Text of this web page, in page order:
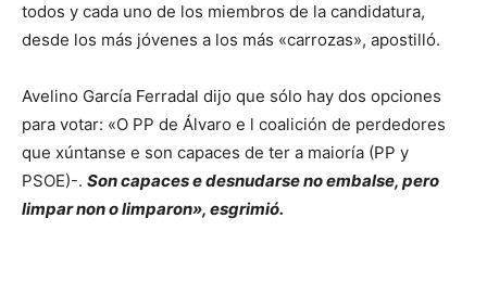
todos y cada uno de los miembros de la candidatura,
desde los más jóvenes a los más «carrozas», apostilló.
Avelino García Ferradal dijo que sólo hay dos opciones
para votar: «O PP de Álvaro e l coalición de perdedores
que xúntanse e son capaces de ter a maioría (PP y
PSOE)-. Son capaces e desnudarse no embalse, pero
limpar non o limparon», esgrimió.